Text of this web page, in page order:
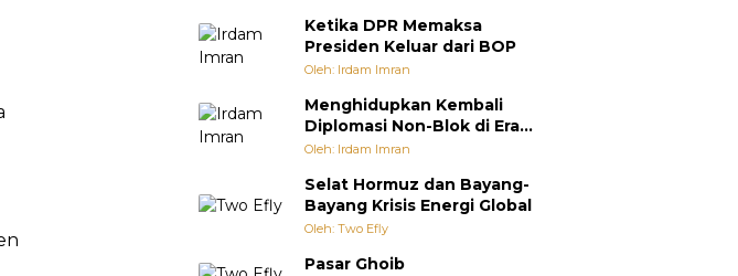
Ketika DPR Memaksa
Presiden Keluar dari BOP
Oleh: Irdam Imran
Menghidupkan Kembali
Diplomasi Non-Blok di Era
Multipolar
Oleh: Irdam Imran
Selat Hormuz dan Bayang-
Bayang Krisis Energi Global
Oleh: Two Efly
Pasar Ghoib